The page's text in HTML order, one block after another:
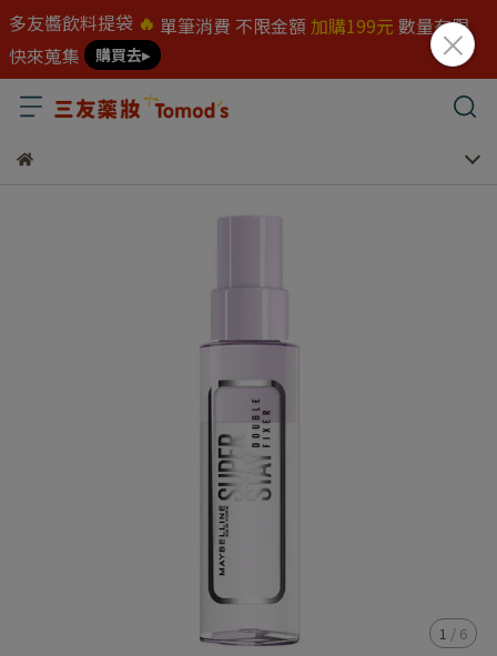
多友醬飲料提袋 🔥 單筆消費 不限金額 加購199元 數量有限
快來蒐集
購買去▸
1 / 6